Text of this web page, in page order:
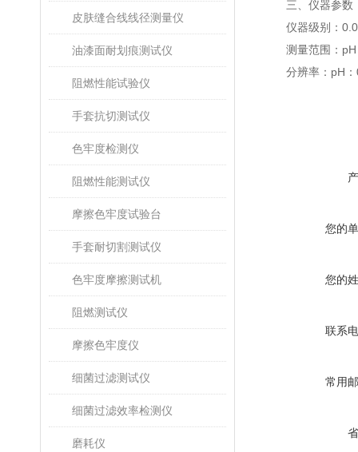
皮肤缝合线线径测量仪
油漆面耐划痕测试仪
阻燃性能试验仪
手套抗切测试仪
色牢度检测仪
阻燃性能测试仪
摩擦色牢度试验台
手套耐切割测试仪
色牢度摩擦测试机
阻燃测试仪
摩擦色牢度仪
细菌过滤测试仪
细菌过滤效率检测仪
磨耗仪
三、仪器参数
仪器级别：
测量范围：pH
分辨率：pH：
您的
您的
联系
常用